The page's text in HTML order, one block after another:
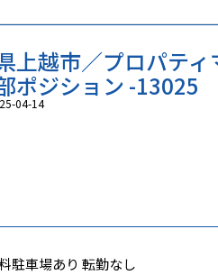
上越市／プロパテ
ポジション -13025
04-14
駐車場あり 転勤なし